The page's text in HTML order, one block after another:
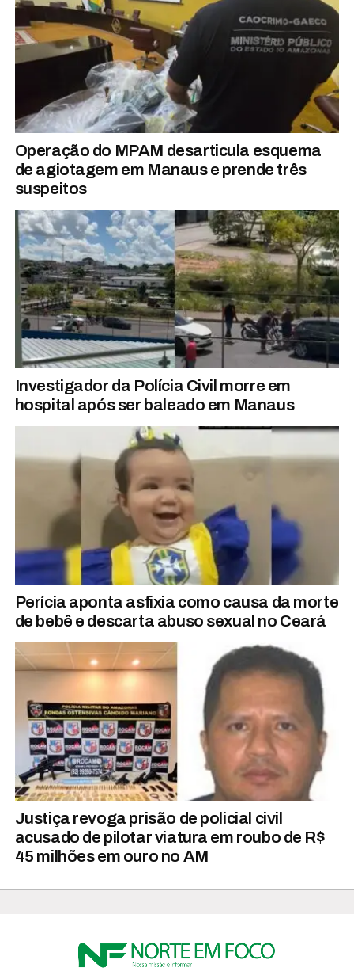
Operação do MPAM desarticula esquema
de agiotagem em Manaus e prende três
suspeitos
Investigador da Polícia Civil morre em
hospital após ser baleado em Manaus
Perícia aponta asfixia como causa da morte
de bebê e descarta abuso sexual no Ceará
Justiça revoga prisão de policial civil
acusado de pilotar viatura em roubo de R$
45 milhões em ouro no AM